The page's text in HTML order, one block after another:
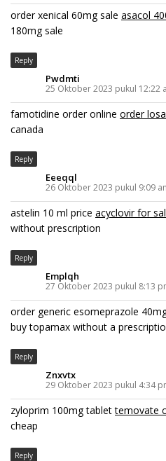
order xenical 60mg sale asacol
180mg sale
Reply
Pwdmti
25 Oktober 2023 pukul 12:22
famotidine order online order
canada
Reply
Eeeqql
26 Oktober 2023 pukul 9:09
astelin 10 ml price acyclovir for
without prescription
Reply
Emplqh
27 Oktober 2023 pukul 8:13
order generic esomeprazole
buy topamax without a
Reply
Znxvtx
29 Oktober 2023 pukul 4:34
zyloprim 100mg tablettemovate
cheap
Reply